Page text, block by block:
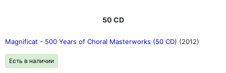
50 CD
Magnificat - 500 Years of Choral Masterworks (50 CD) (2012)
Есть в наличии